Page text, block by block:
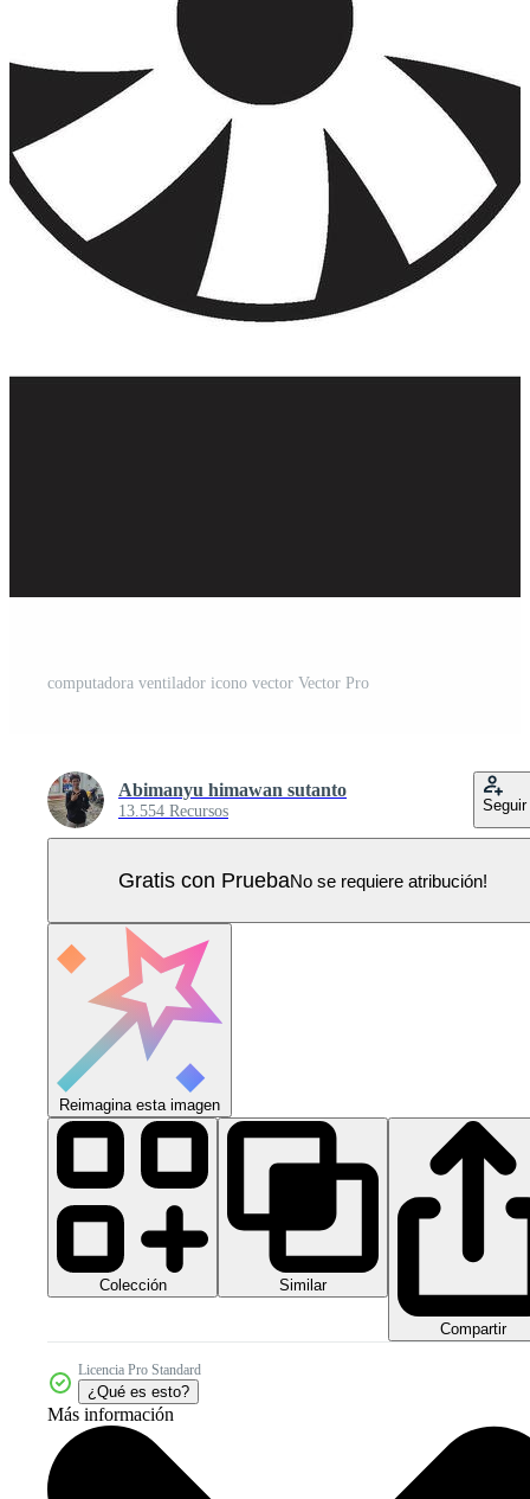
computadora ventilador icono vector Vector Pro
Abimanyu himawan sutanto
13.554 Recursos Seguir
Gratis con PruebaNo se requiere atribución!
Reimagina esta imagen
Colección Similar
Compartir
Licencia Pro Standard
¿Qué es esto?
Más información